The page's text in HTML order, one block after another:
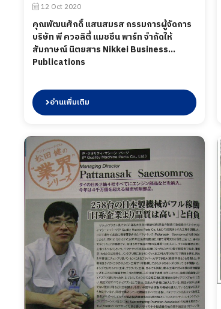
12 Oct 2020
คุณพัฒนศักดิ์ แสนสมรส กรรมการผู้จัดการ
บริษัท พี ควอลิตี้ แมชชีน พาร์ท จำกัดให้
สัมภาษณ์ นิตยสาร Nikkei Business
Publications
อ่านเพิ่มเติม